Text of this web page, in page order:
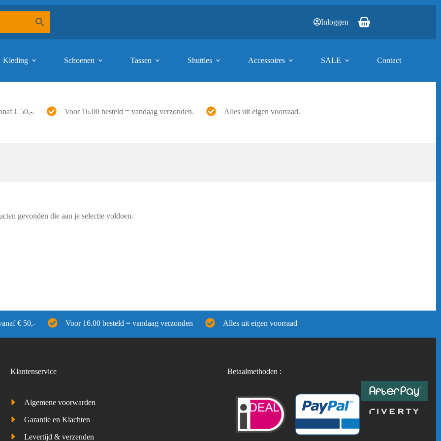
Inloggen Winkelwagen
Kleding Schoenen Tassen Shuttles Accessoires SALE Contact
€ 50,-. Voor 16.00 besteld = vandaag verzonden. Alles uit eigen voorraad.
gevonden die aan je selectie voldoen.
€ 50,- Voor 16.00 besteld = vandaag verzonden Alles uit eigen voorraad
Klantenservice
Algemene voorwarden
Garantie en Klachten
Levertijd & verzenden
Betaalmethoden :